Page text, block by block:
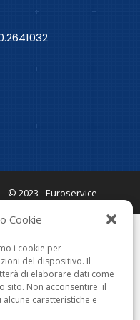
Cookie
i cookie per
del dispositivo. Il
di elaborare dati come
sito. Non acconsentire il
caratteristiche e
© 2023 - Euroservice